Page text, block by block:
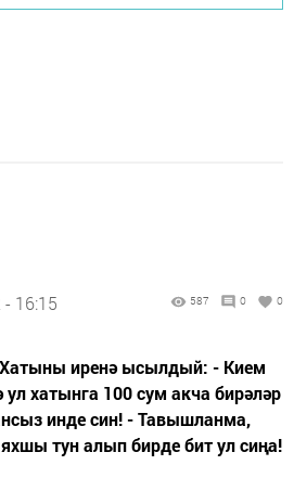
16:15 587 0 0
иренә ысылдый: - Кием
ул хатынга 100 сум акча бирәләр
инде син! - Тавышланма,
тун алып бирде бит ул сиңа!